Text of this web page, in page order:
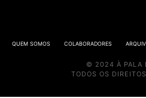
QUEM SOMOS COLABORADORES
© 2024 À PALA
TODOS OS